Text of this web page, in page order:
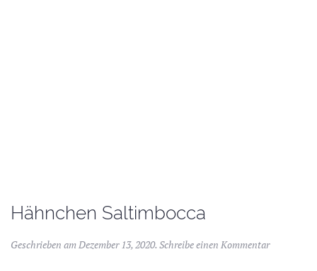
Hähnchen Saltimbocca
Geschrieben amDezember 13, 2020. Schreibe einen Kommentar